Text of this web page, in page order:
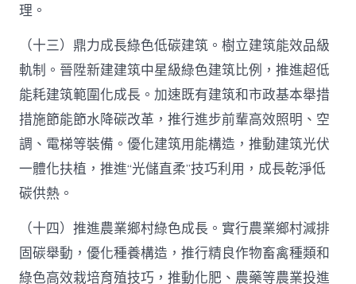
理。
（十三）鼎力成長綠色低碳建筑。樹立建筑能效品級
軌制。晉陞新建建筑中星級綠色建筑比例，推進超低
能耗建筑範圍化成長。加速既有建筑和市政基本舉措
措施節能節水降碳改革，推行進步前輩高效照明、空
調、電梯等裝備。優化建筑用能構造，推動建筑光伏
一體化扶植，推進“光儲直柔”技巧利用，成長乾淨低
碳供熱。
（十四）推進農業鄉村綠色成長。實行農業鄉村減排
固碳舉動，優化種養構造，推行精良作物畜禽種類和
綠色高效栽培育殖技巧，推動化肥、農藥等農業投進